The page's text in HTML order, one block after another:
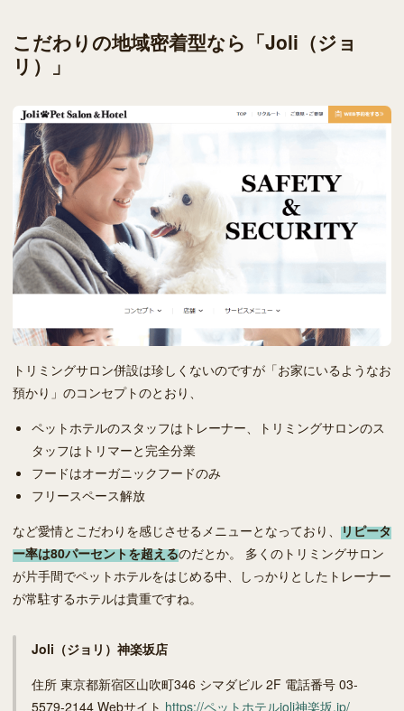
こだわりの地域密着型なら「Joli（ジョ
リ）」
トリミングサロン併設は珍しくないのですが「お家にいるようなお
預かり」のコンセプトのとおり、
ペットホテルのスタッフはトレーナー、トリミングサロンのス
タッフはトリマーと完全分業
フードはオーガニックフードのみ
フリースペース解放
など愛情とこだわりを感じさせるメニューとなっており、 リピータ
ー率は80パーセントを超えるのだとか。 多くのトリミングサロン
が片手間でペットホテルをはじめる中、しっかりとしたトレーナー
が常駐するホテルは貴重ですね。
Joli（ジョリ）神楽坂店
住所 東京都新宿区山吹町346 シマダビル 2F 電話番号 03-
5579-2144 Webサイト https://ペットホテルjoli神楽坂.jp/